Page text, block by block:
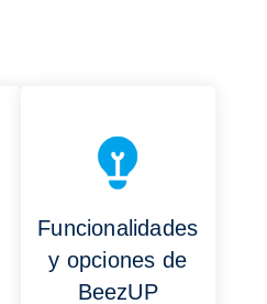
Funcionalidades
y opciones de
BeezUP